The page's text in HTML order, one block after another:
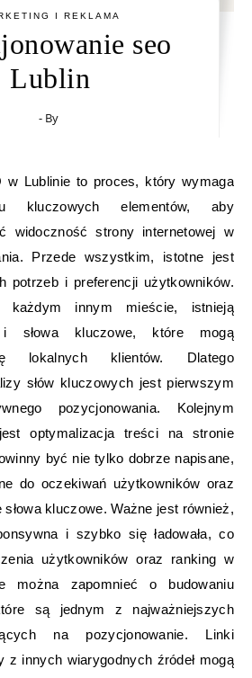
I REKLAMA
seo
Lublin
- By
w Lublinie to proces, który wymaga
kluczowych elementów, aby
widoczność strony internetowej w
Przede wszystkim, istotne jest
potrzeb i preferencji użytkowników.
innym mieście, istnieją
słowa kluczowe, które mogą
lokalnych klientów. Dlatego
słów kluczowych jest pierwszym
pozycjonowania. Kolejnym
optymalizacja treści na stronie
być nie tylko dobrze napisane,
do oczekiwań użytkowników oraz
kluczowe. Ważne jest również,
i szybko się ładowała, co
użytkowników oraz ranking w
można zapomnieć o budowaniu
są jednym z najważniejszych
na pozycjonowanie. Linki
z innych wiarygodnych źródeł mogą